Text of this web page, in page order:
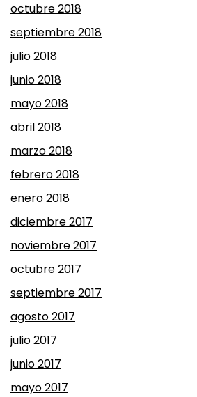
octubre 2018
septiembre 2018
julio 2018
junio 2018
mayo 2018
abril 2018
marzo 2018
febrero 2018
enero 2018
diciembre 2017
noviembre 2017
octubre 2017
septiembre 2017
agosto 2017
julio 2017
junio 2017
mayo 2017